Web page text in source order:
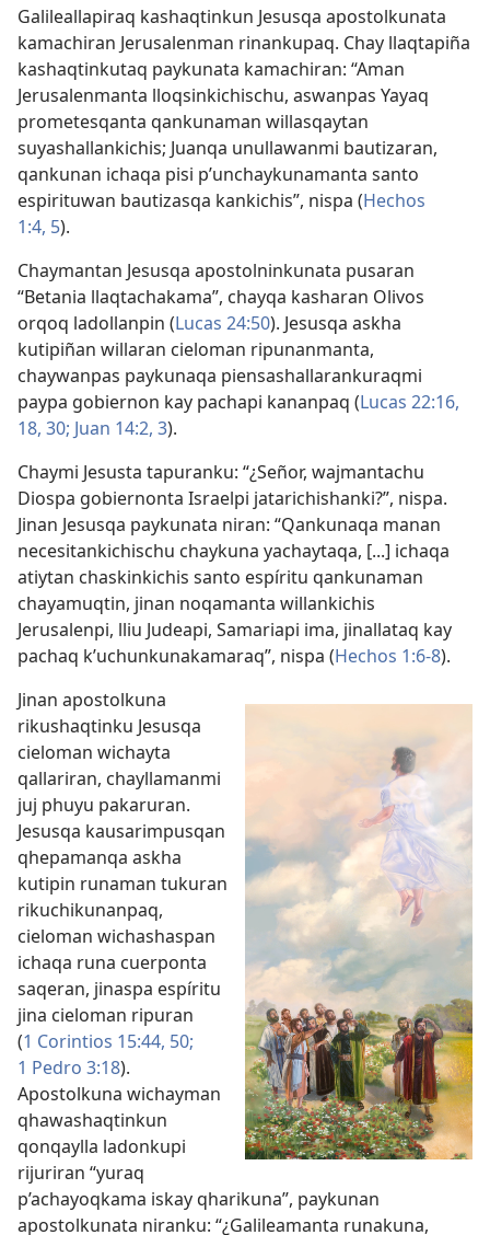
Galileallapiraq kashaqtinkun Jesusqa apostolkunata
kamachiran Jerusalenman rinankupaq. Chay llaqtapiña
kashaqtinkutaq paykunata kamachiran: “Aman
Jerusalenmanta lloqsinkichischu, aswanpas Yayaq
prometesqanta qankunaman willasqaytan
suyashallankichis; Juanqa unullawanmi bautizaran,
qankunan ichaqa pisi p’unchaykunamanta santo
espirituwan bautizasqa kankichis”, nispa (Hechos
1:4, 5).
Chaymantan Jesusqa apostolninkunata pusaran
“Betania llaqtachakama”, chayqa kasharan Olivos
orqoq ladollanpin (Lucas 24:50). Jesusqa askha
kutipiñan willaran cieloman ripunanmanta,
chaywanpas paykunaqa piensashallarankuraqmi
paypa gobiernon kay pachapi kananpaq (Lucas 22:16,
18, 30; Juan 14:2, 3).
Chaymi Jesusta tapuranku: “¿Señor, wajmantachu
Diospa gobiernonta Israelpi jatarichishanki?”, nispa.
Jinan Jesusqa paykunata niran: “Qankunaqa manan
necesitankichischu chaykuna yachaytaqa, [...] ichaqa
atiytan chaskinkichis santo espíritu qankunaman
chayamuqtin, jinan noqamanta willankichis
Jerusalenpi, lliu Judeapi, Samariapi ima, jinallataq kay
pachaq k’uchunkunakamaraq”, nispa (Hechos 1:6-8).
Jinan apostolkuna
rikushaqtinku Jesusqa
cieloman wichayta
qallariran, chayllamanmi
juj phuyu pakaruran.
Jesusqa kausarimpusqan
qhepamanqa askha
kutipin runaman tukuran
rikuchikunanpaq,
cieloman wichashaspan
ichaqa runa cuerponta
saqeran, jinaspa espíritu
jina cieloman ripuran
(1 Corintios 15:44, 50;
1 Pedro 3:18).
Apostolkuna wichayman
qhawashaqtinkun
qonqaylla ladonkupi
rijuriran “yuraq
p’achayoqkama iskay qharikuna”, paykunan
apostolkunata niranku: “¿Galileamanta runakuna,